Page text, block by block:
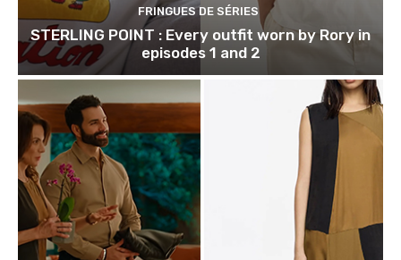
FRINGUES DE SÉRIES
STERLING POINT : Every outfit worn by Rory in
episodes 1 and 2